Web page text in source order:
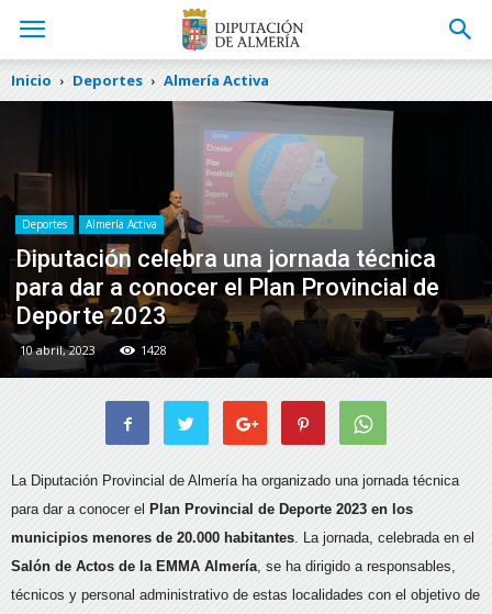
Inicio Deportes Almería Activa
Deportes Almería Activa
Diputación celebra una jornada técnica
para dar a conocer el Plan Provincial de
Deporte 2023
10 abril, 2023 1428
La Diputación Provincial de Almería ha organizado una jornada técnica
para dar a conocer el Plan Provincial de Deporte 2023 en los
municipios menores de 20.000 habitantes. La jornada, celebrada en el
Salón de Actos de la EMMA Almería, se ha dirigido a responsables,
técnicos y personal administrativo de estas localidades con el objetivo de